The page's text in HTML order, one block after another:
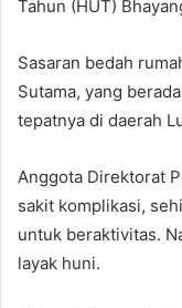
Tahun (HUT)
Sasaran bedah
Sutama, yang
tepatnya di daerah
Anggota Direktorat
sakit komplikasi,
untuk beraktivitas.
layak huni.